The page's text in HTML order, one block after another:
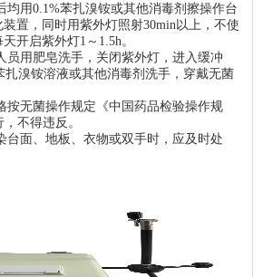
均用0.1%苯扎溴铵或其他消毒剂擦操作台
置，同时用紫外灯照射30min以上，不使
开启紫外灯1～1.5h。
员用肥皂洗手，关闭紫外灯，进入缓冲
扎溴铵溶液或其他消毒剂洗手，穿戴无菌
按无菌操作规定《中国药品检验操作规
不得违反。
台面、地板、衣物或双手时，应及时处